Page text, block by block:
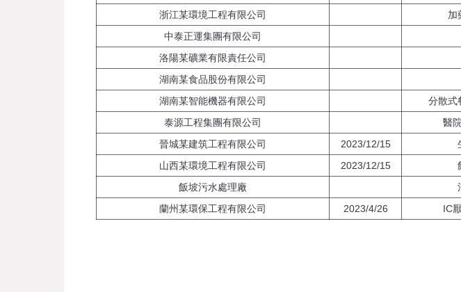
浙江某環境工程有限公司
加
中泰正運集團有限公司
洛陽某礦業有限責任公司
湖南某食品股份有限公司
湖南某智能機器有限公司
分散式
泰源工程集團有限公司
醫
晉城某建筑工程有限公司
2023/12/15
山西某環境工程有限公司
2023/12/15
飯坡污水處理廠
蘭州某環保工程有限公司
2023/4/26 IC